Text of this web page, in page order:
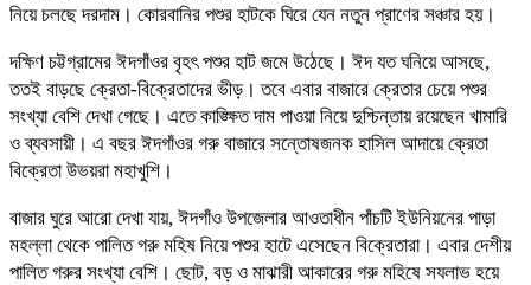
নিয়ে চলছে দরদাম। কোরবানির পশুর হাটকে ঘিরে যেন নতুন প্রাণের সঞ্চার হয়।
দক্ষিণ চট্টগ্রামের ঈদগাঁওর বৃহৎ পশুর হাট জমে উঠেছে। ঈদ যত ঘনিয়ে আসছে,
ততই বাড়ছে ক্রেতা-বিক্রেতাদের ভীড়। তবে এবার বাজারে ক্রেতার চেয়ে পশুর
সংখ্যা বেশি দেখা গেছে। এতে কাঙ্ক্ষিত দাম পাওয়া নিয়ে দুশ্চিন্তায় রয়েছেন খামারি
ও ব্যবসায়ী। এ বছর ঈদগাঁওর গরু বাজারে সন্তোষজনক হাসিল আদায়ে ক্রেতা
বিক্রেতা উভয়রা মহাখুশি।
বাজার ঘুরে আরো দেখা যায়, ঈদগাঁও উপজেলার আওতাধীন পাঁচটি ইউনিয়নের পাড়া
মহল্লা থেকে পালিত গরু মহিষ নিয়ে পশুর হাটে এসেছেন বিক্রেতারা। এবার দেশীয়
পালিত গরুর সংখ্যা বেশি। ছোট, বড় ও মাঝারী আকারের গরু মহিষে সযলাভ হয়ে